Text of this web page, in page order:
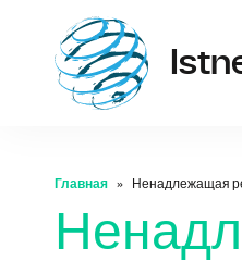
Главная Ненадлежащая